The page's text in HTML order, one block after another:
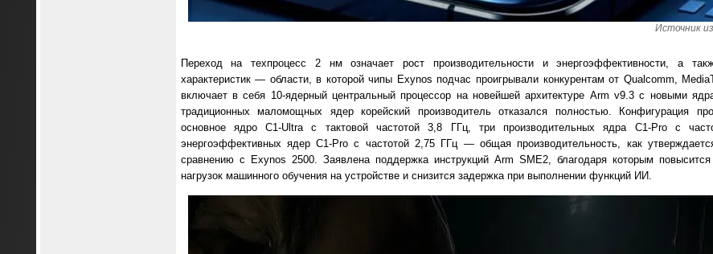
Источник
Переход на техпроцесс 2 нм означает рост производительности и энергоэффективности, а
характеристик — области, в которой чипы Exynos подчас проигрывали конкурентам от Qualcomm,
включает в себя 10-ядерный центральный процессор на новейшей архитектуре Arm v9.3 с новыми
традиционных маломощных ядер корейский производитель отказался полностью. Конфигурация
основное ядро C1-Ultra с тактовой частотой 3,8 ГГц, три производительных ядра C1-Pro с
энергоэффективных ядер C1-Pro с частотой 2,75 ГГц — общая производительность, как
сравнению с Exynos 2500. Заявлена поддержка инструкций Arm SME2, благодаря которым
нагрузок машинного обучения на устройстве и снизится задержка при выполнении функций ИИ.